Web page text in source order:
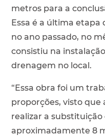
metros para a
Essa é a última
no ano passado, no
consistiu na
drenagem no local.
“Essa obra foi um
proporções, visto
realizar a substituição
aproximadamente 8